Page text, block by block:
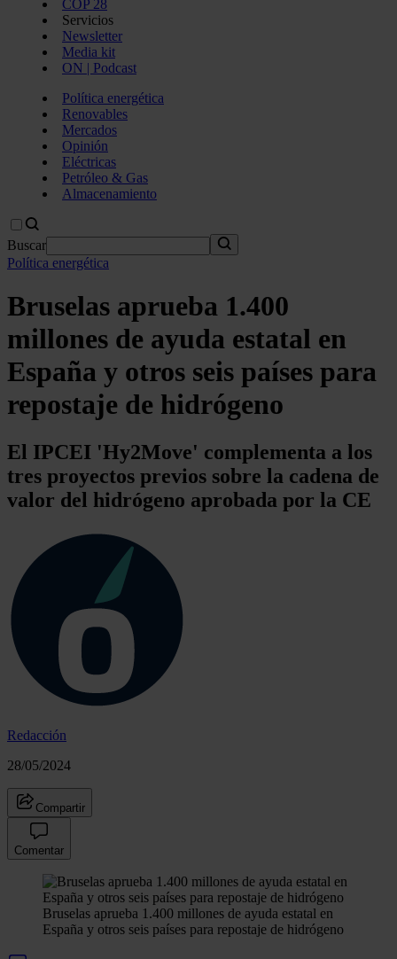
COP 28
Servicios
Newsletter
Media kit
ON | Podcast
Política energética
Renovables
Mercados
Opinión
Eléctricas
Petróleo & Gas
Almacenamiento
Buscar
Política energética
Bruselas aprueba 1.400
millones de ayuda estatal en
España y otros seis países para
repostaje de hidrógeno
El IPCEI 'Hy2Move' complementa a los
tres proyectos previos sobre la cadena de
valor del hidrógeno aprobada por la CE
Redacción
28/05/2024
Compartir
Comentar
Bruselas aprueba 1.400 millones de ayuda estatal en
España y otros seis países para repostaje de hidrógeno